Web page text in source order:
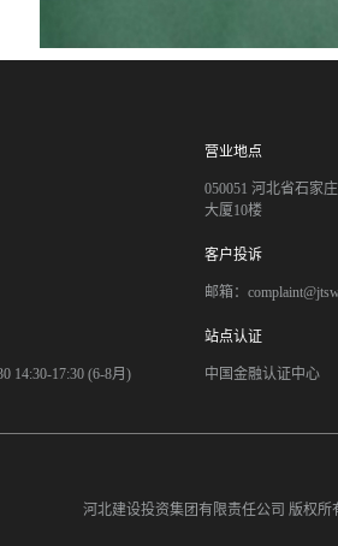
营业地点
050051 河北省石家
大厦10楼
客户投诉
邮箱：
14:30-17:30 (6-8月)
站点认证
中国金融认证中心
河北建设投资集团有限责任公司 版权所